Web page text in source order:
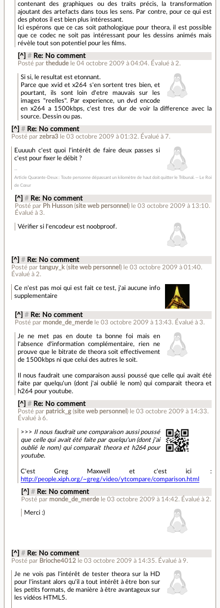
contenant des graphiques ou des traits précis, la transformation
ajoutant des artefacts dans tous les sens. Par contre, pour ce qui est
des photos il est bien plus intéressant.
Ici espérons que ce cas soit pathologique pour theora, il est possible
que ce codec ne soit pas intéressant pour les dessins animés mais
révèle tout son potentiel pour les films.
[^] # Re: No comment
Posté parthedude le 04 octobre 2009 à 04:04. Évalué à 2.
Si si, le resultat est etonnant.
Parce que xvid et x264 s'en sortent tres bien, et
pourtant, ils sont loin d'etre mauvais sur les
images "reelles". Par experience, un dvd encode
en x264 a 1500kbps, c'est tres dur de voir la difference avec la
source. Dessin ou pas.
[^] # Re: No comment
Posté parzebra3 le 03 octobre 2009 à 01:32. Évalué à7.
Euuuuh c'est quoi l'intérêt de faire deux passes si
c'est pour fixer le débit ?
Article Quarante-Deux : Toute personne dépassant un kilomètre de haut doit quitter le Tribunal. -- Le Roi
de Cœur
[^] # Re: No comment
Posté par Ph Husson(site web personnel ) le 03 octobre 2009 à 13:10.
Évalué à 3.
Vérifier si l'encodeur est noobproof.
[^] # Re: No comment
Posté partanguy_k (site web personnel ) le 03 octobre 2009 à 01:40.
Évalué à 2.
Ce n'est pas moi qui est fait ce test, j'ai aucune info
supplementaire
[^] # Re: No comment
Posté par monde_de_merde le 03 octobre 2009 à 13:43. Évalué à 3.
Je ne met pas en doute ta bonne foi mais en
l'absence d'information complémentaire, rien ne
prouve que le bitrate de theora soit effectivement
de 1500kbps ni que celui des autres le soit.
Il nous faudrait une comparaison aussi poussé que celle qui avait été
faite par quelqu'un (dont j'ai oublié le nom) qui comparait theora et
h264 pour youtube.
[^] # Re: No comment
Posté par patrick_g (site web personnel ) le 03 octobre 2009 à 14:33.
Évalué à6.
>>> Il nous faudrait une comparaison aussi poussé
que celle qui avait été faite par quelqu'un (dont j'ai
oublié le nom) qui comparait theora et h264 pour
youtube.
C'est Greg Maxwell et c'est ici :
http://people.xiph.org/~greg/video/ytcompare/comparison.html
[^] # Re: No comment
Posté par monde_de_merde le 03 octobre 2009 à 14:42. Évalué à 2.
Merci :)
[^] # Re: No comment
Posté par Brioche4012 le 03 octobre 2009 à 14:35. Évalué à9.
Je ne vois pas l'intérêt de tester theora sur la HD
pour l'instant alors qu'il a tout intérêt à être bon sur
les petits formats, de manière à être avantageux sur
les vidéos HTML5.